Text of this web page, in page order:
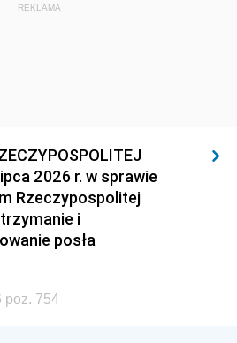
REKLAMA
2026 r. w sprawie
Rzeczypospolitej
i
posła
poz. 754